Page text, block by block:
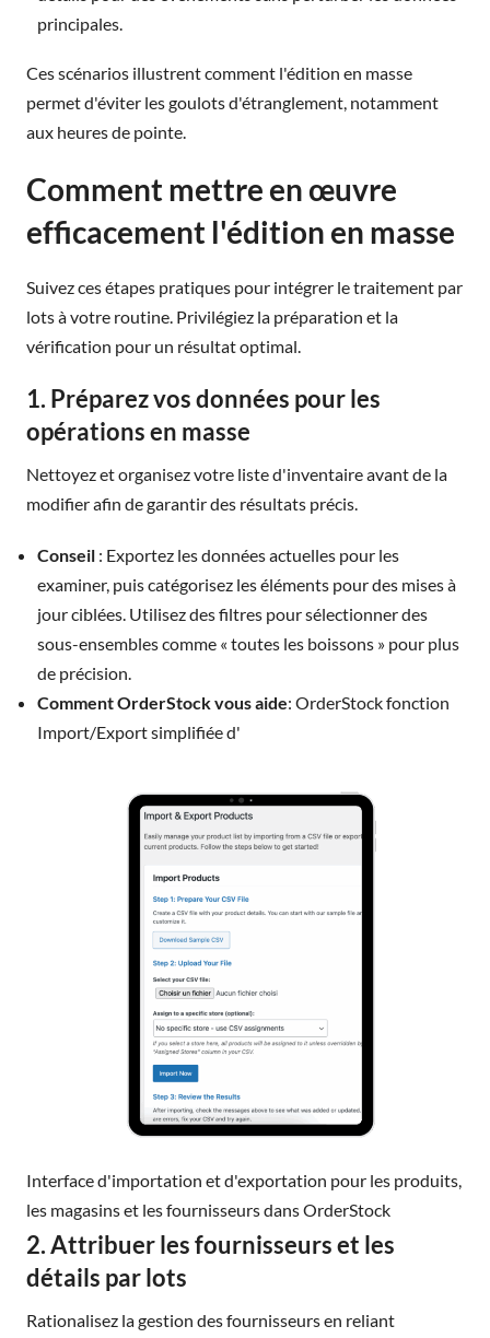
principales.
Ces scénarios illustrent comment l'édition en masse
permet d'éviter les goulots d'étranglement, notamment
aux heures de pointe.
Comment mettre en œuvre
efficacement l'édition en masse
Suivez ces étapes pratiques pour intégrer le traitement par
lots à votre routine. Privilégiez la préparation et la
vérification pour un résultat optimal.
1. Préparez vos données pour les
opérations en masse
Nettoyez et organisez votre liste d'inventaire avant de la
modifier afin de garantir des résultats précis.
Conseil : Exportez les données actuelles pour les
examiner, puis catégorisez les éléments pour des mises à
jour ciblées. Utilisez des filtres pour sélectionner des
sous-ensembles comme « toutes les boissons » pour plus
de précision.
Comment OrderStock vous aide: OrderStock fonction
Import/Export simplifiée d'
Interface d'importation et d'exportation pour les produits,
les magasins et les fournisseurs dans OrderStock
2. Attribuer les fournisseurs et les
détails par lots
Rationalisez la gestion des fournisseurs en reliant